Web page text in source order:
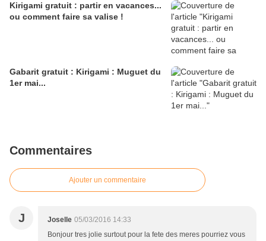
Kirigami gratuit : partir en vacances...
ou comment faire sa valise !
Gabarit gratuit : Kirigami : Muguet du
1er mai...
Commentaires
Ajouter un commentaire
J Joselle 05/03/2016 14:33
Bonjour tres jolie surtout pour la fete des meres pourriez vous